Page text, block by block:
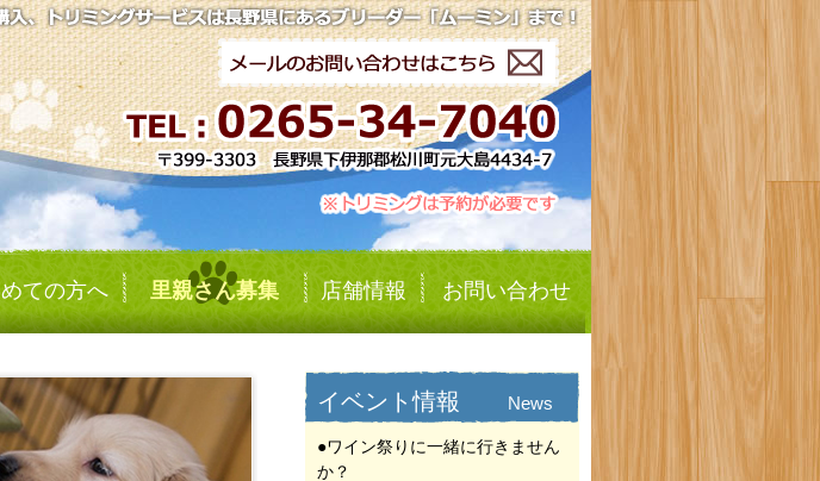
ての方へ 里親さん募集 店舗情報 お問い合わせ
イベント情報 News
●ワイン祭りに一緒に行きません
か？